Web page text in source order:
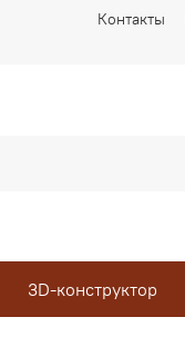
Контакты
3D-конструктор